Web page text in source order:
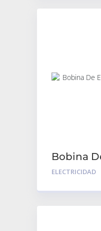
Bobina
12v Negra
ELECTRICIDAD